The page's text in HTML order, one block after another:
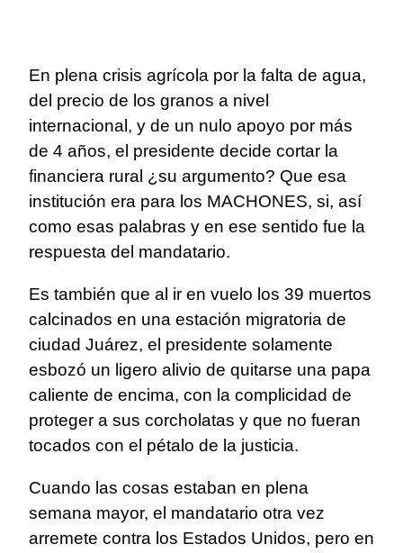
En plena crisis agrícola por la falta de agua,
del precio de los granos a nivel
internacional, y de un nulo apoyo por más
de 4 años, el presidente decide cortar la
financiera rural ¿su argumento? Que esa
institución era para los MACHONES, si, así
como esas palabras y en ese sentido fue la
respuesta del mandatario.
Es también que al ir en vuelo los 39 muertos
calcinados en una estación migratoria de
ciudad Juárez, el presidente solamente
esbozó un ligero alivio de quitarse una papa
caliente de encima, con la complicidad de
proteger a sus corcholatas y que no fueran
tocados con el pétalo de la justicia.
Cuando las cosas estaban en plena
semana mayor, el mandatario otra vez
arremete contra los Estados Unidos, pero en